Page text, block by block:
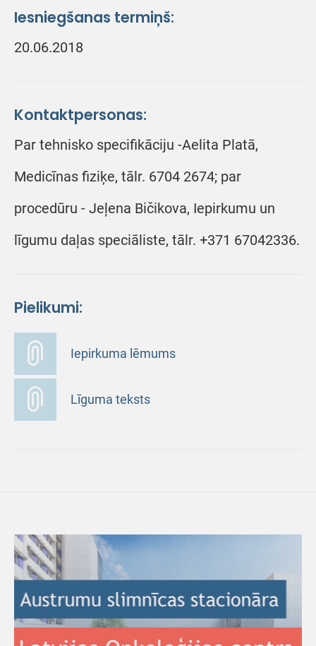
Iesniegšanas termiņš:
20.06.2018
Kontaktpersonas:
Par tehnisko specifikāciju -Aelita Platā,
Medicīnas fiziķe, tālr. 6704 2674; par
procedūru - Jeļena Bičikova, Iepirkumu un
līgumu daļas speciāliste, tālr. +371 67042336.
Pielikumi:
Iepirkuma lēmums
Līguma teksts